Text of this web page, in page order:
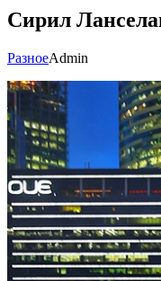
Сирил
РазноеAdmin